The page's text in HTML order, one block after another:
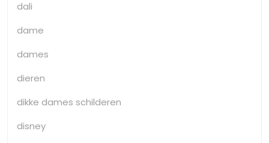
dali
dame
dames
dieren
dikke dames schilderen
disney